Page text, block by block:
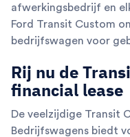
afwerkingsbedrijf en
Ford Transit Custom
bedrijfswagen voor
Rij nu de
financial lease
De veelzijdige Transit
Bedrijfswagens biedt